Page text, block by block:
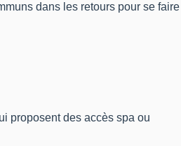
dans les retours pour se faire
proposent des accès spa ou